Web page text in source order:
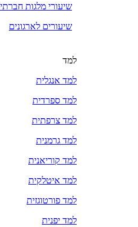
שיעורי מלגות
שיעורים לארגונים
למד
למד אנגלית
למד ספרדית
למד צרפתית
למד גרמנית
למד קוריאנית
למד איטלקית
למד פורטוגזית
למד יפנית